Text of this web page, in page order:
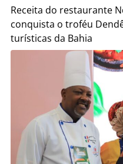
Receita do restaurante
conquista o troféu
turísticas da Bahia